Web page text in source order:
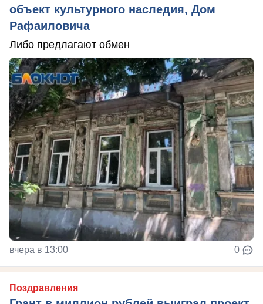
объект культурного наследия, Дом
Рафаиловича
Либо предлагают обмен
вчера в 13:00 0
Поздравления